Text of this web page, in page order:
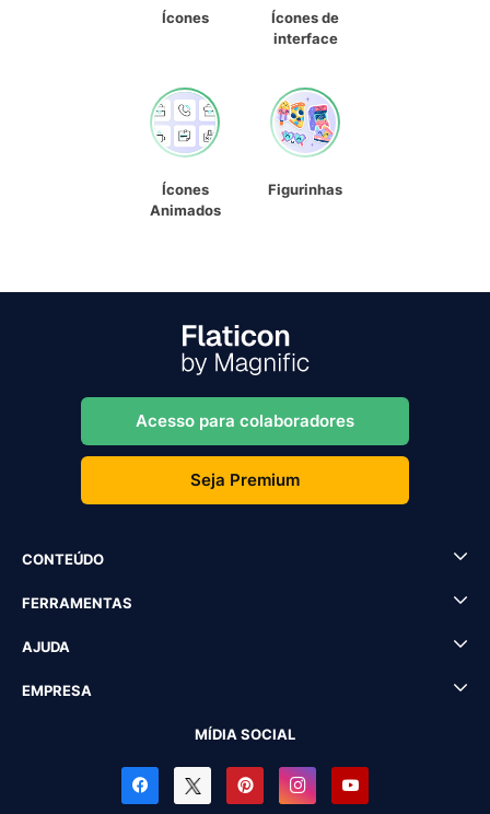
Ícones
Ícones de
interface
Ícones
Animados
Figurinhas
Acesso para colaboradores
Seja Premium
CONTEÚDO
FERRAMENTAS
AJUDA
EMPRESA
MÍDIA SOCIAL